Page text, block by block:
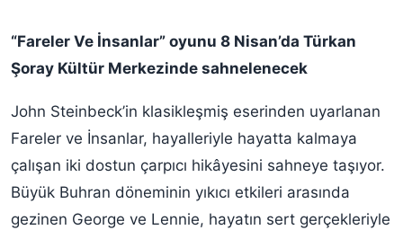
“Fareler Ve İnsanlar” oyunu 8 Nisan’da Türkan
Şoray Kültür Merkezinde sahnelenecek
John Steinbeck’in klasikleşmiş eserinden uyarlanan
Fareler ve İnsanlar, hayalleriyle hayatta kalmaya
çalışan iki dostun çarpıcı hikâyesini sahneye taşıyor.
Büyük Buhran döneminin yıkıcı etkileri arasında
gezinen George ve Lennie, hayatın sert gerçekleriyle